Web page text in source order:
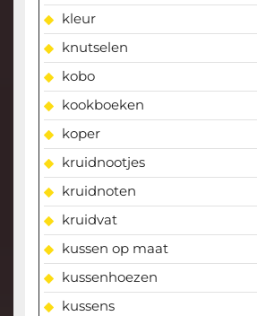
kleur
knutselen
kobo
kookboeken
koper
kruidnootjes
kruidnoten
kruidvat
kussen op maat
kussenhoezen
kussens